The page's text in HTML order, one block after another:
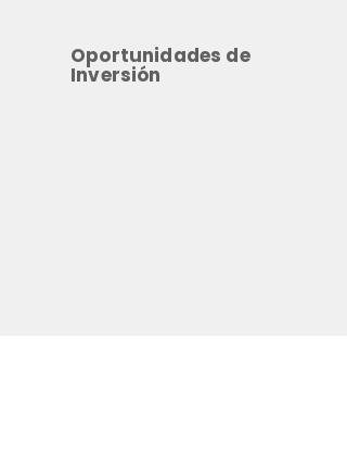
Oportunidades de
Inversión